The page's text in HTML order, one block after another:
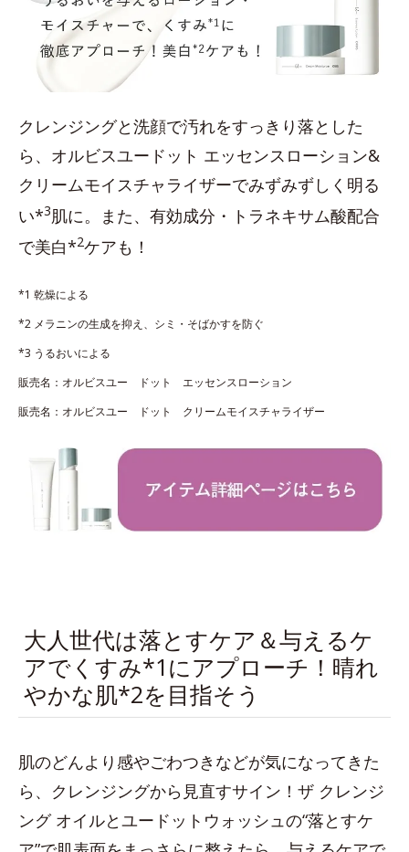
クレンジングと洗顔で汚れをすっきり落とした
ら、オルビスユードット エッセンスローション&
クリームモイスチャライザーでみずみずしく明る
い*3肌に。また、有効成分・トラネキサム酸配合
で美白*2ケアも！
*1 乾燥による
*2 メラニンの生成を抑え、シミ・そばかすを防ぐ
*3 うるおいによる
販売名：オルビスユー ドット エッセンスローション
販売名：オルビスユー ドット クリームモイスチャライザー
大人世代は落とすケア＆与えるケ
アでくすみ*1にアプローチ！晴れ
やかな肌*2を目指そう
肌のどんより感やごわつきなどが気になってきた
ら、クレンジングから見直すサイン！ザ クレンジ
ング オイルとユードットウォッシュの“落とすケ